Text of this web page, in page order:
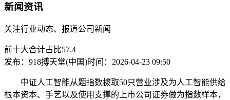
新闻资讯
关注行业动态、报道公司新闻
前十大合计占比57.4
发布：918搏天堂(中国)时间：2026-04-23 09:50
中证人工智能从题指数拔取50只营业涉及为人工智能供给
根本资本、手艺以及使用支撑的上市公司证券做为指数样本，